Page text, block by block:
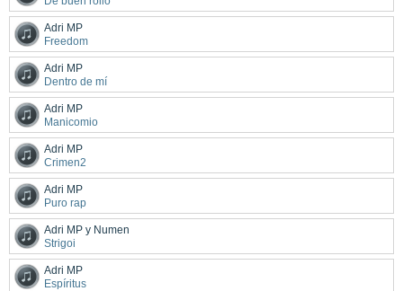
Adri MP
Freedom
Adri MP
Dentro de mí
Adri MP
Manicomio
Adri MP
Crimen2
Adri MP
Puro rap
Adri MP y Numen
Strigoi
Adri MP
Espíritus